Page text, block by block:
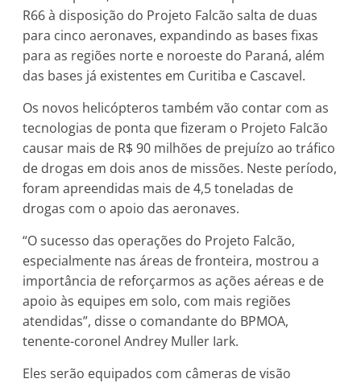
R66 à disposição do Projeto Falcão salta de duas
para cinco aeronaves, expandindo as bases fixas
para as regiões norte e noroeste do Paraná, além
das bases já existentes em Curitiba e Cascavel.
Os novos helicópteros também vão contar com as
tecnologias de ponta que fizeram o Projeto Falcão
causar mais de R$ 90 milhões de prejuízo ao tráfico
de drogas em dois anos de missões. Neste período,
foram apreendidas mais de 4,5 toneladas de
drogas com o apoio das aeronaves.
“O sucesso das operações do Projeto Falcão,
especialmente nas áreas de fronteira, mostrou a
importância de reforçarmos as ações aéreas e de
apoio às equipes em solo, com mais regiões
atendidas”, disse o comandante do BPMOA,
tenente-coronel Andrey Muller Iark.
Eles serão equipados com câmeras de visão